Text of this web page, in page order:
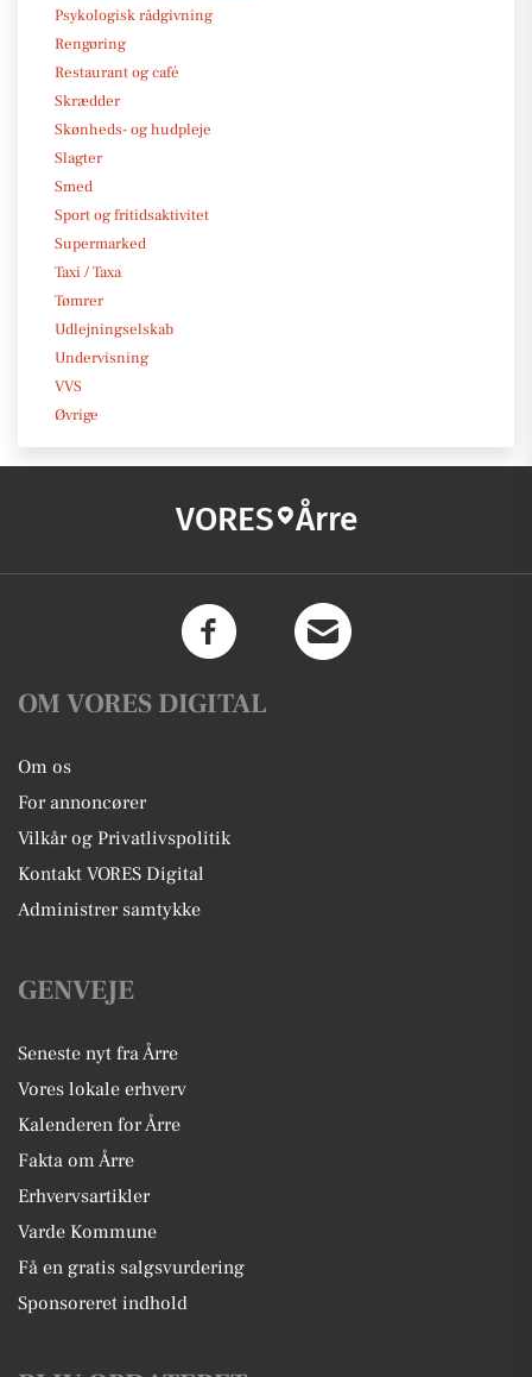
Psykologisk rådgivning
Rengøring
Restaurant og café
Skrædder
Skønheds- og hudpleje
Slagter
Smed
Sport og fritidsaktivitet
Supermarked
Taxi / Taxa
Tømrer
Udlejningselskab
Undervisning
VVS
Øvrige
VORES Årre
OM VORES DIGITAL
Om os
For annoncører
Vilkår og Privatlivspolitik
Kontakt VORES Digital
Administrer samtykke
GENVEJE
Seneste nyt fra Årre
Vores lokale erhverv
Kalenderen for Årre
Fakta om Årre
Erhvervsartikler
Varde Kommune
Få en gratis salgsvurdering
Sponsoreret indhold